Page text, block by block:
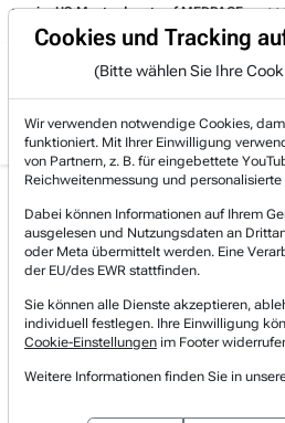
im US-Musterdepot auf MEDPACE.
Oklo Aktie News &
Nachrichten
[WKN: A3CUTU | Symbol:
Es konnten keine weiteren
Cookies und Tracking
(Bitte wählen Sie Ihre
Wir verwenden notwendige Cookies,
funktioniert. Mit Ihrer Einwilligung
von Partnern, z. B. für eingebettete
Reichweitenmessung und personalisierte
Dabei können Informationen auf Ihrem
ausgelesen und Nutzungsdaten an
oder Meta übermittelt werden. Eine
der EU/des EWR stattfinden.
Sie können alle Dienste akzeptieren,
individuell festlegen. Ihre Einwilligung
Cookie-Einstellungen im Footer
Weitere Informationen finden Sie in